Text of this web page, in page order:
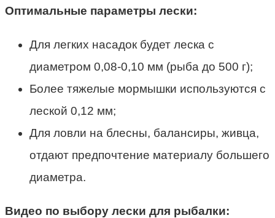
Оптимальные параметры лески:
Для легких насадок будет леска с
диаметром 0,08-0,10 мм (рыба до 500 г);
Более тяжелые мормышки используются с
леской 0,12 мм;
Для ловли на блесны, балансиры, живца,
отдают предпочтение материалу большего
диаметра.
Видео по выбору лески для рыбалки: